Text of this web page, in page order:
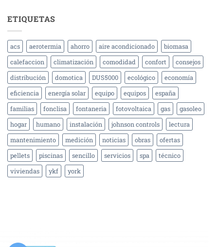
ETIQUETAS
acs aerotermia ahorro aire acondicionado
biomasa
calefaccion
climatización comodidad confort
consejos
distribución
domotica DUS5000 ecológico
economía
eficiencia
energía solar equipo equipos
españa
familias
fonclisa fontaneria fotovoltaica gas
gasoleo
hogar
humano instalación johnson controls
lectura
mantenimiento
medición noticias obras
ofertas
pellets
piscinas sencillo servicios spa
técnico
viviendas
ykf york